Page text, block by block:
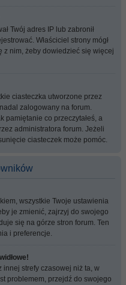
Twój adres IP lub zabronił
Właściciel strony mógł
z nim, żeby dowiedzieć się więcej
ciasteczka utworzone przez
zalogowany na forum.
pamiętanie co przeczytałeś, a
administratora forum. Jeżeli
ciasteczek może pomóc.
wszystkie Twoje ustawienia
je zmienić, zajrzyj do swojego
się na górze stron forum. Ten
i preferencje.
innej strefy czasowej niż ta, w
problemem, przejdź do swojego